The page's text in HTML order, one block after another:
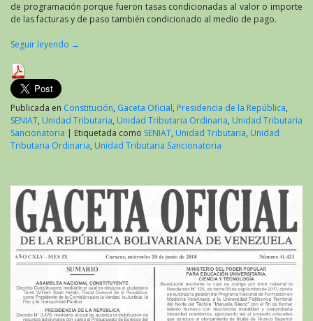
de programación porque fueron tasas condicionadas al valor o importe
de las facturas y de paso también condicionado al medio de pago.
Seguir leyendo →
Publicada en Constitución, Gaceta Oficial, Presidencia de la República,
SENIAT, Unidad Tributaria, Unidad Tributaria Ordinaria, Unidad Tributaria
Sancionatoria | Etiquetada como SENIAT, Unidad Tributaria, Unidad
Tributaria Ordinaria, Unidad Tributaria Sancionatoria